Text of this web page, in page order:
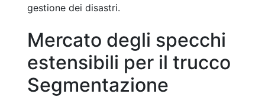
gestione dei disastri.
Mercato degli specchi
estensibili per il trucco
Segmentazione